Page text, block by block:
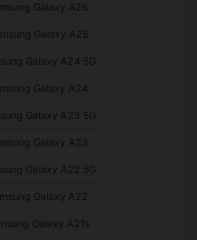
Galaxy A26
Galaxy A25
Galaxy A24 5G
Galaxy A24
Galaxy A23 5G
Galaxy A23
Galaxy A22 5G
Galaxy A22
Galaxy A21s